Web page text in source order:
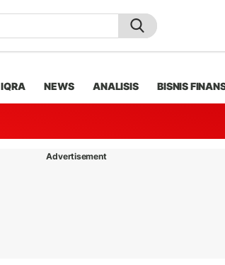
IQRA NEWS ANALISIS BISNIS
Advertisement